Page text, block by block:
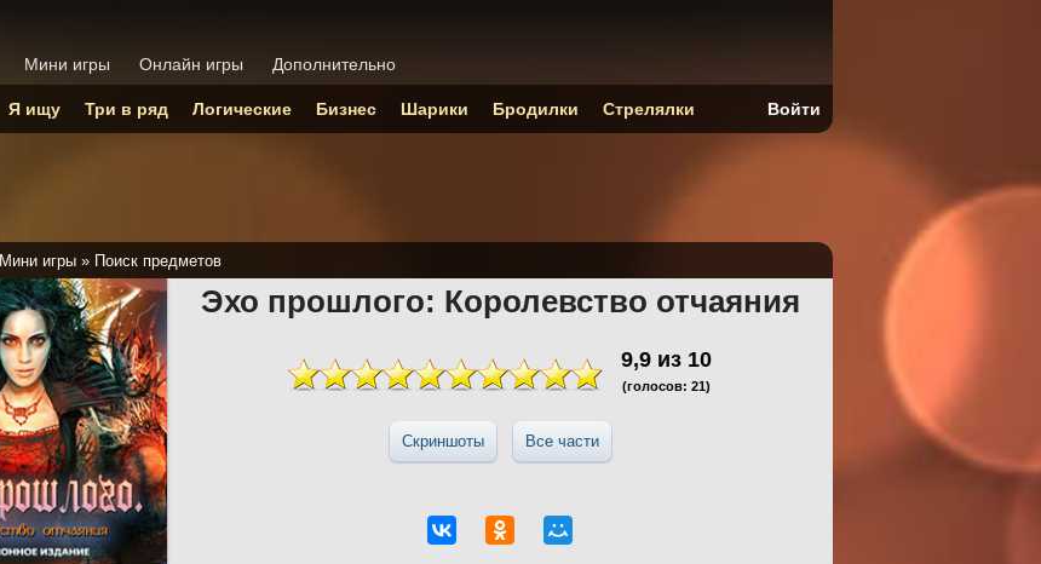
Мини игры » Поиск предметов
Эхо прошлого: Королевство отчаяния
9,9 из 10
(голосов: 21)
Скриншоты Все части
Мини игры Онлайн игры Дополнительно
Я ищу Три в ряд Логические Бизнес Шарики Бродилки Стрелялки Войти